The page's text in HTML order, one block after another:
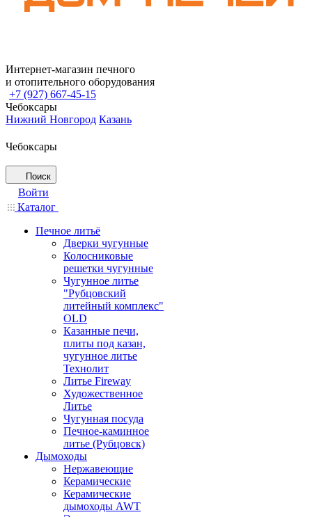
Интернет-магазин печного
и отопительного оборудования
+7 (927) 667-45-15
Чебоксары
Нижний Новгород Казань
Чебоксары
Поиск
Войти
Каталог
Печное литьё
Дверки чугунные
Колосниковые
решетки чугунные
Чугунное литье
"Рубцовский
литейный комплекс"
OLD
Казанные печи,
плиты под казан,
чугунное литье
Технолит
Литье Fireway
Художественное
Литье
Чугунная посуда
Печное-каминное
литье (Рубцовск)
Дымоходы
Нержавеющие
Керамические
Керамические
дымоходы AWT